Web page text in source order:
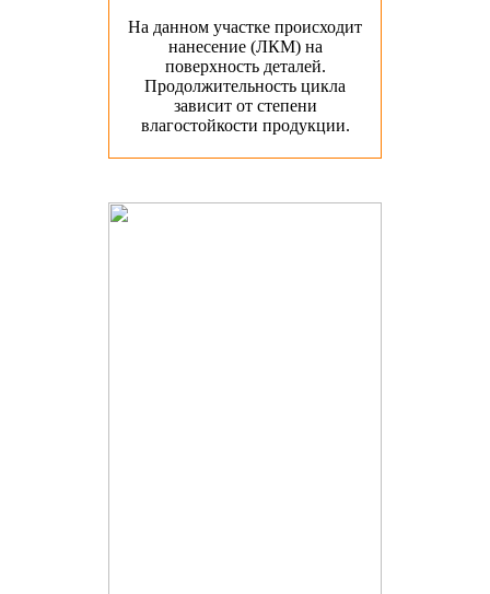
На данном участке происходит
нанесение (ЛКМ) на
поверхность деталей.
Продолжительность цикла
зависит от степени
влагостойкости продукции.